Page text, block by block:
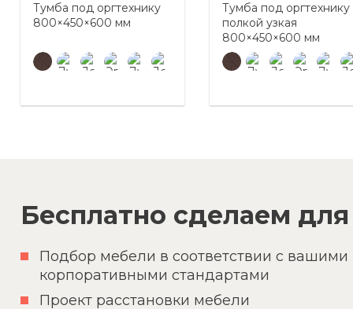
Тумба под оргтехнику
800×450×600 мм
Тумба под оргтехнику
полкой узкая
800×450×600 мм
Бесплатно сделаем для
Подбор мебели в соответствии с вашими
корпоративными стандартами
Проект расстановки мебели